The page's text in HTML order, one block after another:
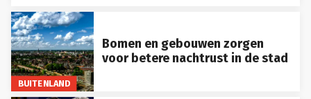
BUITENLAND
Bomen en gebouwen zorgen
voor betere nachtrust in de stad